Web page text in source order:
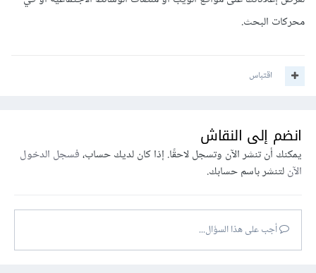
محركات البحث.
اقتباس
انضم إلى النقاش
يمكنك أن تنشر الآن وتسجل لاحقًا. إذا كان لديك حساب،فسجل الدخول
الآنلتنشر باسم حسابك.
أجب على هذا السؤال...